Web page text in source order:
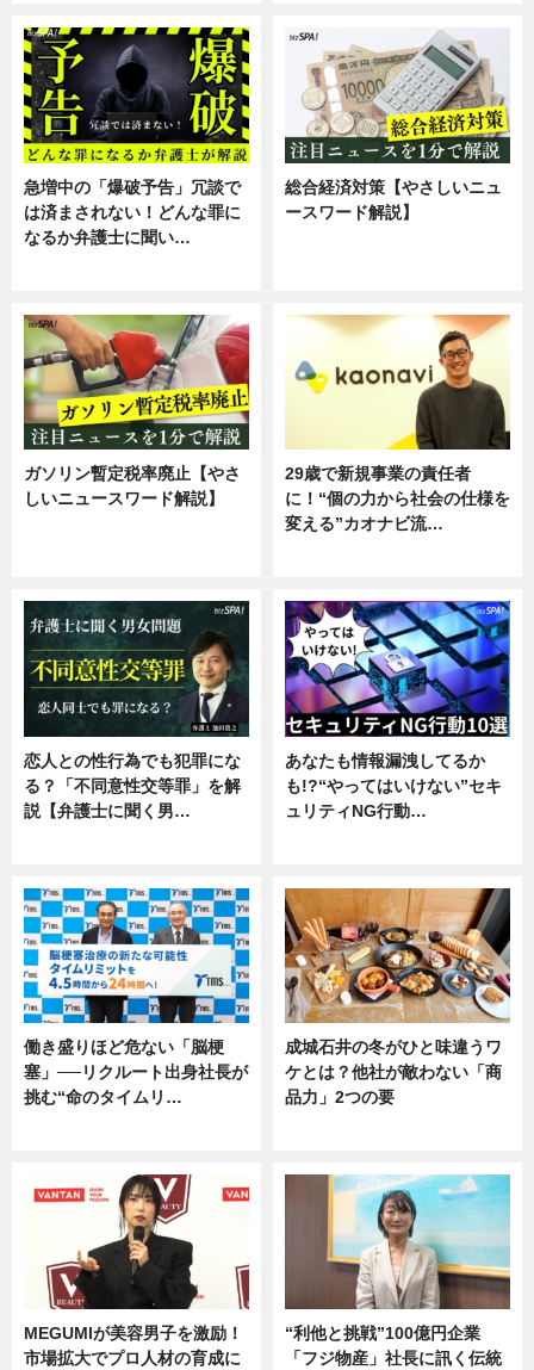
急増中の「爆破予告」冗談で
は済まされない！どんな罪に
なるか弁護士に聞い…
総合経済対策【やさしいニュ
ースワード解説】
ガソリン暫定税率廃止【やさ
しいニュースワード解説】
29歳で新規事業の責任者
に！“個の力から社会の仕様を
変える”カオナビ流…
恋人との性行為でも犯罪にな
る？「不同意性交等罪」を解
説【弁護士に聞く男…
あなたも情報漏洩してるか
も!?“やってはいけない”セキ
ュリティNG行動…
働き盛りほど危ない「脳梗
塞」──リクルート出身社長が
挑む“命のタイムリ…
成城石井の冬がひと味違うワ
ケとは？他社が敵わない「商
品力」2つの要
MEGUMIが美容男子を激励！
市場拡大でプロ人材の育成に
“利他と挑戦”100億円企業
「フジ物産」社長に訊く伝統